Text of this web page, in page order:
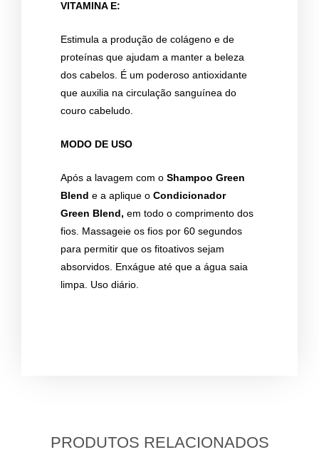
VITAMINA E:
Estimula a produção de colágeno e de
proteínas que ajudam a manter a beleza
dos cabelos. É um poderoso antioxidante
que auxilia na circulação sanguínea do
couro cabeludo.
MODO DE USO
Após a lavagem com o Shampoo Green
Blend e a aplique o Condicionador
Green Blend, em todo o comprimento dos
fios. Massageie os fios por 60 segundos
para permitir que os fitoativos sejam
absorvidos. Enxágue até que a água saia
limpa. Uso diário.
PRODUTOS RELACIONADOS